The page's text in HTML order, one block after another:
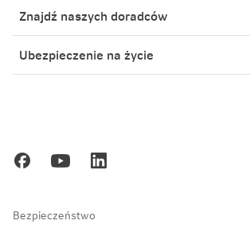
Nasze spółki
Aktualności
Biuro Prasowe
Ochrona danych osobowych
Znajdź naszych doradców
Warszawa
Bielsko-Biała
Ubezpieczenie na życie
Bezpieczeństwo